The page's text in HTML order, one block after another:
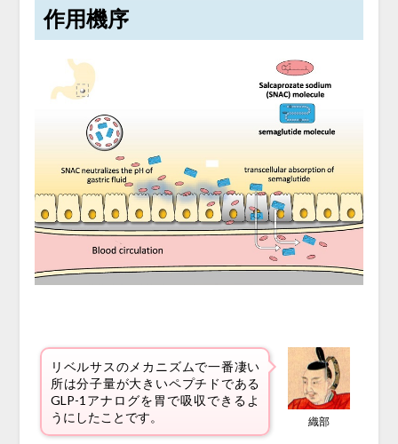
作用機序
リベルサスのメカニズムで一番凄い
所は分子量が大きいペプチドである
GLP-1アナログを胃で吸収できるよ
うにしたことです。
織部